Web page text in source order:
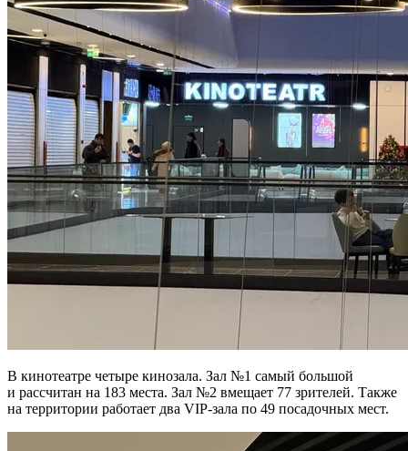
В кинотеатре четыре кинозала. Зал №1 самый большой
и рассчитан на 183 места. Зал №2 вмещает 77 зрителей. Также
на территории работает два VIP-зала по 49 посадочных мест.